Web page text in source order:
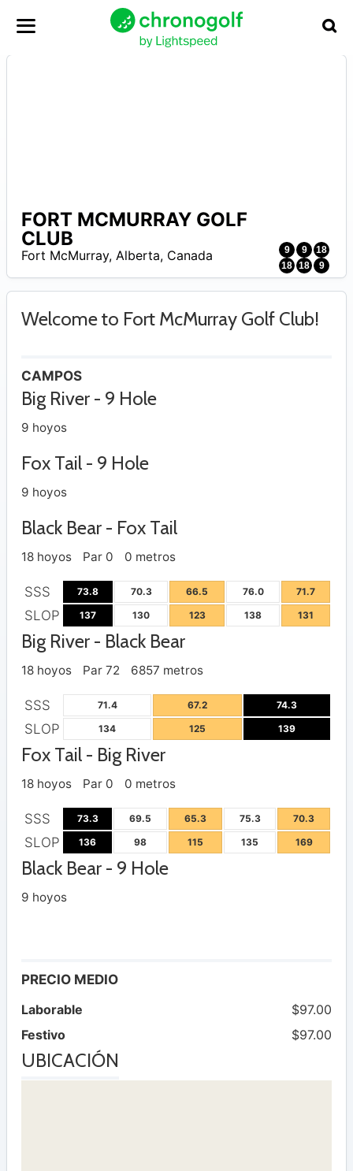
9 9
18
18 18 9
FORT MCMURRAY GOLF
CLUB
Fort McMurray, Alberta, Canada
Welcome to Fort McMurray Golf Club!
CAMPOS
Big River - 9 Hole
9 hoyos
Fox Tail - 9 Hole
9 hoyos
Black Bear - Fox Tail
18 hoyos Par 0 0 metros
SSS 73.8 70.3 66.5 76.0 71.7
SLOP 137 130 123 138 131
Big River - Black Bear
18 hoyos Par 72 6857 metros
SSS 71.4 67.2 74.3
SLOP 134 125 139
Fox Tail - Big River
18 hoyos Par 0 0 metros
SSS 73.3 69.5 65.3 75.3 70.3
SLOP 136 98 115 135 169
Black Bear - 9 Hole
9 hoyos
PRECIO MEDIO
Laborable
$97.00
Festivo
$97.00
UBICACIÓN